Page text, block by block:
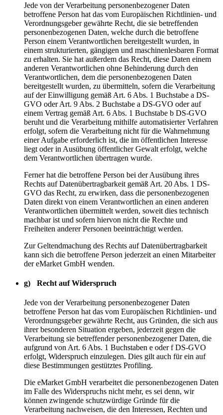
Jede von der Verarbeitung personenbezogener Daten
betroffene Person hat das vom Europäischen Richtlinien- und
Verordnungsgeber gewährte Recht, die sie betreffenden
personenbezogenen Daten, welche durch die betroffene
Person einem Verantwortlichen bereitgestellt wurden, in
einem strukturierten, gängigen und maschinenlesbaren Format
zu erhalten. Sie hat außerdem das Recht, diese Daten einem
anderen Verantwortlichen ohne Behinderung durch den
Verantwortlichen, dem die personenbezogenen Daten
bereitgestellt wurden, zu übermitteln, sofern die Verarbeitung
auf der Einwilligung gemäß Art. 6 Abs. 1 Buchstabe a DS-
GVO oder Art. 9 Abs. 2 Buchstabe a DS-GVO oder auf
einem Vertrag gemäß Art. 6 Abs. 1 Buchstabe b DS-GVO
beruht und die Verarbeitung mithilfe automatisierter Verfahren
erfolgt, sofern die Verarbeitung nicht für die Wahrnehmung
einer Aufgabe erforderlich ist, die im öffentlichen Interesse
liegt oder in Ausübung öffentlicher Gewalt erfolgt, welche
dem Verantwortlichen übertragen wurde.
Ferner hat die betroffene Person bei der Ausübung ihres
Rechts auf Datenübertragbarkeit gemäß Art. 20 Abs. 1 DS-
GVO das Recht, zu erwirken, dass die personenbezogenen
Daten direkt von einem Verantwortlichen an einen anderen
Verantwortlichen übermittelt werden, soweit dies technisch
machbar ist und sofern hiervon nicht die Rechte und
Freiheiten anderer Personen beeinträchtigt werden.
Zur Geltendmachung des Rechts auf Datenübertragbarkeit
kann sich die betroffene Person jederzeit an einen Mitarbeiter
der eMarket GmbH wenden.
g) Recht auf Widerspruch
Jede von der Verarbeitung personenbezogener Daten
betroffene Person hat das vom Europäischen Richtlinien- und
Verordnungsgeber gewährte Recht, aus Gründen, die sich aus
ihrer besonderen Situation ergeben, jederzeit gegen die
Verarbeitung sie betreffender personenbezogener Daten, die
aufgrund von Art. 6 Abs. 1 Buchstaben e oder f DS-GVO
erfolgt, Widerspruch einzulegen. Dies gilt auch für ein auf
diese Bestimmungen gestütztes Profiling.
Die eMarket GmbH verarbeitet die personenbezogenen Daten
im Falle des Widerspruchs nicht mehr, es sei denn, wir
können zwingende schutzwürdige Gründe für die
Verarbeitung nachweisen, die den Interessen, Rechten und